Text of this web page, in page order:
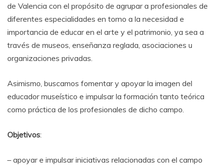
de Valencia con el propósito de agrupar a profesionales de
diferentes especialidades en torno a la necesidad e
importancia de educar en el arte y el patrimonio, ya sea a
través de museos, enseñanza reglada, asociaciones u
organizaciones privadas.
Asimismo, buscamos fomentar y apoyar la imagen del
educador museístico e impulsar la formación tanto teórica
como práctica de los profesionales de dicho campo.
Objetivos:
– apoyar e impulsar iniciativas relacionadas con el campo